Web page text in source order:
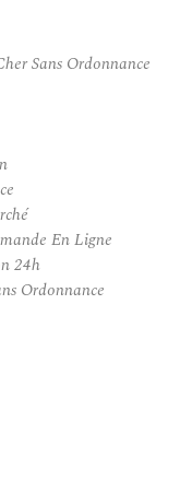
Sans Ordonnance
En Ligne
24h
Ordonnance